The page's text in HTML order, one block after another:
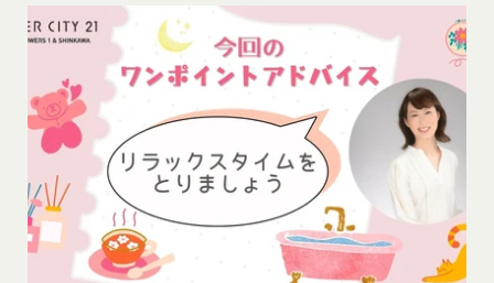
人情報保護のため、SSL通信を使用しております。
お客さまがお使いのブラウザがSSL通信非対応の場
合には、このお問い合わせフォームは利用できませ
んので、その場合にはお電話でのお問い合わせをお
願いいたします。
組織・体制
当社は、管理担当役員を利用者情報管理責任者と
し、利用者情報の適正な管理及び継続的な改善を実
施します。
免責
当社は、以下の場合には、何らの責任を負いませ
または第三者による不正使用等に起因する損害につ
いて、当社は一切責任を負わないものとします。
会員のお客様IDおよびパスワードの失念に起因す
る損害について、当社は一切の責任を負わないもの
とします。
当社は、当社所定の方法により会員のお客様IDお
よびパスワードの一致を確認した場合、当該お客様
IDおよびパスワードに基づく会員が、本サービス
を利用したものとみなし、その場合の責任は全て当
該会員に帰属するものとします。